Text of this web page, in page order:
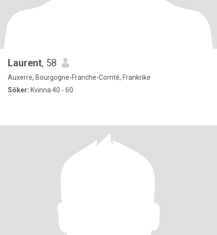
Laurent, 58
Auxerre, Bourgogne-Franche-Comté, Frankrike
Söker: Kvinna 40 - 60